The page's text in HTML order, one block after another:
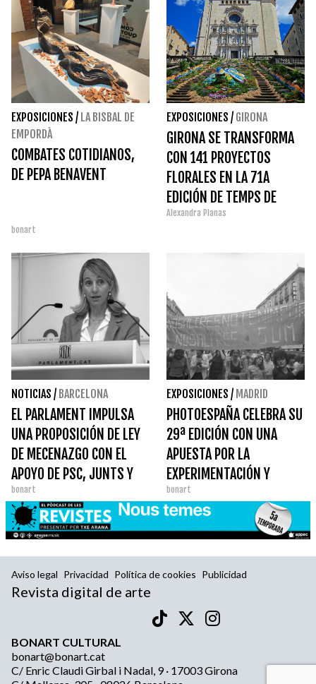
EXPOSICIONES / LA BISBAL DE
EMPORDÀ
COMBATES COTIDIANOS,
DE PEPA BENAVENT
bonart
EXPOSICIONES / GIRONA
GIRONA SE TRANSFORMA
CON 141 PROYECTOS
FLORALES EN LA 71A
EDICIÓN DE TEMPS DE
FLORS 2026
Alexandra Planas
NOTICIAS / BARCELONA
EL PARLAMENT IMPULSA
UNA PROPOSICIÓN DE LEY
DE MECENAZGO CON EL
APOYO DE PSC, JUNTS Y
ERC
bonart
EXPOSICIONES / MADRID
PHOTOESPAÑA CELEBRA SU
29ª EDICIÓN CON UNA
APUESTA POR LA
EXPERIMENTACIÓN Y
GRANDES NOMBRES DE LA
FOTOGRAFÍA
INTERNACIONAL
bonart
Aviso legal Privacidad Política de cookies Publicidad
Revista digital de arte
BONART CULTURAL
bonart@bonart.cat
C/ Enric Claudi Girbal i Nadal, 9 · 17003 Girona